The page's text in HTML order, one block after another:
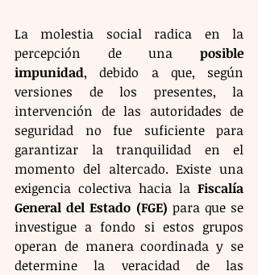
La molestia social radica en la
percepción de una posible
impunidad, debido a que, según
versiones de los presentes, la
intervención de las autoridades de
seguridad no fue suficiente para
garantizar la tranquilidad en el
momento del altercado. Existe una
exigencia colectiva hacia la Fiscalía
General del Estado (FGE) para que se
investigue a fondo si estos grupos
operan de manera coordinada y se
determine la veracidad de las